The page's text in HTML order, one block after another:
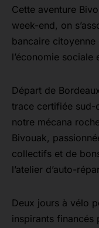
Cette aventure
week-end, on
bancaire
l’économie sociale
Départ de
trace certifiée sud-
notre mécana
Bivouak,
collectifs et de
l’atelier d’auto-
Deux jours à vélo
inspirants financés